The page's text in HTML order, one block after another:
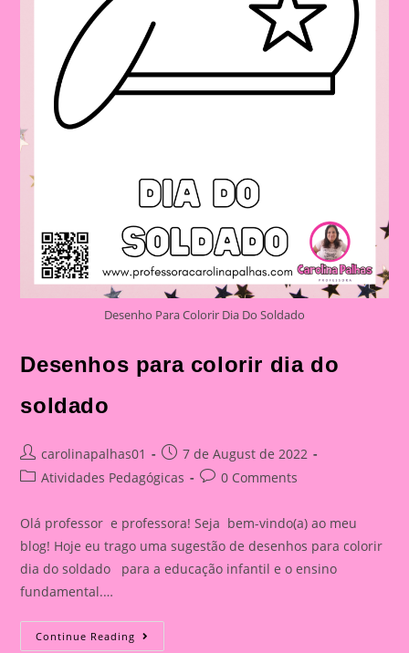
Desenho Para Colorir Dia Do Soldado
Desenhos para colorir dia do
soldado
Post
author:
carolinapalhas01
Post
published:
7 de August de 2022
PostAtividades Pedagógicas
Post0 Comments
Olá professor e professora! Seja bem-vindo(a) ao meu
blog! Hoje eu trago uma sugestão de desenhos para colorir
dia do soldado para a educação infantil e o ensino
fundamental.…
Continue Reading Desenhos
Para